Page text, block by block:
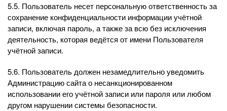
5.5. Пользователь несет персональную ответственность за
сохранение конфиденциальности информации учётной
записи, включая пароль, а также за всю без исключения
деятельность, которая ведётся от имени Пользователя
учётной записи.
5.6. Пользователь должен незамедлительно уведомить
Администрацию сайта о несанкционированном
использовании его учётной записи или пароля или любом
другом нарушении системы безопасности.